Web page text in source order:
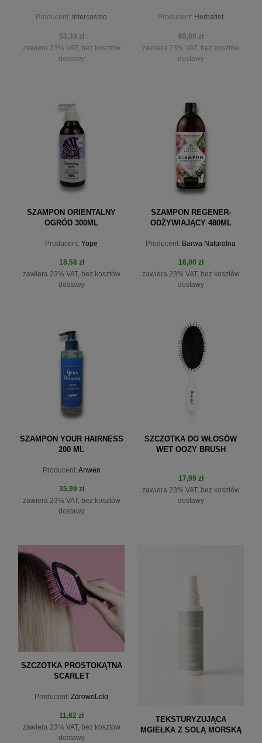
Producent: Intercosmo
53,33 zł
zawiera 23% VAT, bez kosztów
dostawy
Producent: Herbatint
65,00 zł
zawiera 23% VAT, bez kosztów
dostawy
powiadom o dostępności
SZAMPON ORIENTALNY
OGRÓD 300ML
Producent: Yope
18,56 zł
zawiera 23% VAT, bez kosztów
dostawy
do koszyka
SZAMPON REGENER-
ODŻYWIAJĄCY 480ML
Producent: Barwa Naturalna
16,00 zł
zawiera 23% VAT, bez kosztów
dostawy
do koszyka
SZAMPON YOUR HAIRNESS
200 ML
Producent: Anwen
35,99 zł
zawiera 23% VAT, bez kosztów
dostawy
do koszyka
SZCZOTKA DO WŁOSÓW
WET OOZY BRUSH
17,99 zł
zawiera 23% VAT, bez kosztów
dostawy
SZCZOTKA PROSTOKĄTNA
SCARLET
Producent: ZdroweLoki
11,62 zł
zawiera 23% VAT, bez kosztów
dostawy
TEKSTURYZUJĄCA
MGIEŁKA Z SOLĄ MORSKĄ